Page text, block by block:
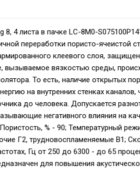
4 листа в пачке LC-8M0-
переработки пористо-ячеистой
клеевого слоя,
вызываемое вязкостью среды,
То есть, наличие открытых
на внутренних стенках
до человека. Допускается
негативного влияния на
% - 90; Температурный
Г2, трудновоспламеняемые В1;
Гц от 250 до 6300 - до 65
для повышения